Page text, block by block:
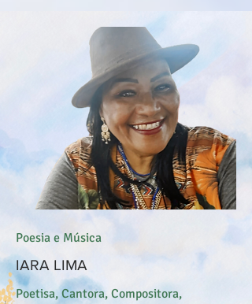
Poesia e Música
IARA LIMA
Poetisa, Cantora, Compositora,